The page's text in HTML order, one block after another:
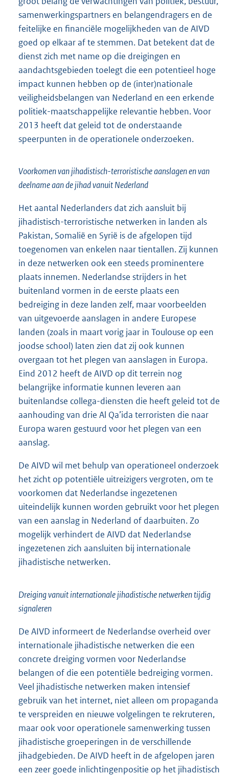
samenwerkingspartners en belangendragers en de
feitelijke en financiële mogelijkheden van de AIVD
goed op elkaar af te stemmen. Dat betekent dat de
dienst zich met name op die dreigingen en
aandachtsgebieden toelegt die een potentieel hoge
impact kunnen hebben op de (inter)nationale
veiligheidsbelangen van Nederland en een erkende
politiek-maatschappelijke relevantie hebben. Voor
2013 heeft dat geleid tot de onderstaande
speerpunten in de operationele onderzoeken.
Voorkomen van jihadistisch-terroristische aanslagen en van
deelname aan de jihad vanuit Nederland
Het aantal Nederlanders dat zich aansluit bij
jihadistisch-terroristische netwerken in landen als
Pakistan, Somalië en Syrië is de afgelopen tijd
toegenomen van enkelen naar tientallen. Zij kunnen
in deze netwerken ook een steeds prominentere
plaats innemen. Nederlandse strijders in het
buitenland vormen in de eerste plaats een
bedreiging in deze landen zelf, maar voorbeelden
van uitgevoerde aanslagen in andere Europese
landen (zoals in maart vorig jaar in Toulouse op een
joodse school) laten zien dat zij ook kunnen
overgaan tot het plegen van aanslagen in Europa.
Eind 2012 heeft de AIVD op dit terrein nog
belangrijke informatie kunnen leveren aan
buitenlandse collega-diensten die heeft geleid tot de
aanhouding van drie Al Qa’ida terroristen die naar
Europa waren gestuurd voor het plegen van een
aanslag.
De AIVD wil met behulp van operationeel onderzoek
het zicht op potentiële uitreizigers vergroten, om te
voorkomen dat Nederlandse ingezetenen
uiteindelijk kunnen worden gebruikt voor het plegen
van een aanslag in Nederland of daarbuiten. Zo
mogelijk verhindert de AIVD dat Nederlandse
ingezetenen zich aansluiten bij internationale
jihadistische netwerken.
Dreiging vanuit internationale jihadistische netwerken tijdig
signaleren
De AIVD informeert de Nederlandse overheid over
internationale jihadistische netwerken die een
concrete dreiging vormen voor Nederlandse
belangen of die een potentiële bedreiging vormen.
Veel jihadistische netwerken maken intensief
gebruik van het internet, niet alleen om propaganda
te verspreiden en nieuwe volgelingen te rekruteren,
maar ook voor operationele samenwerking tussen
jihadistische groeperingen in de verschillende
jihadgebieden. De AIVD heeft in de afgelopen jaren
een zeer goede inlichtingenpositie op het jihadistisch